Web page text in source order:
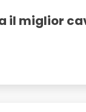
il miglior